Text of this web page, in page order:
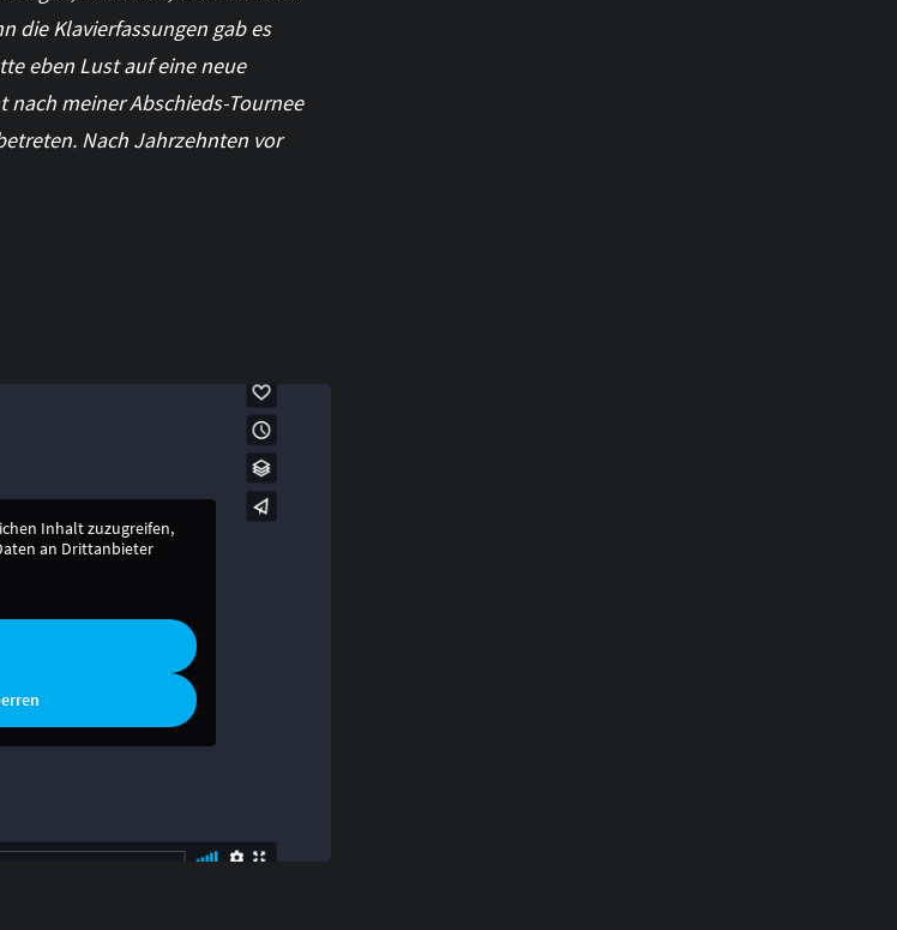
die Klavierfassungen gab es
eben Lust auf eine neue
nach meiner Abschieds-Tournee
Nach Jahrzehnten vor
Inhalt zuzugreifen,
an Drittanbieter